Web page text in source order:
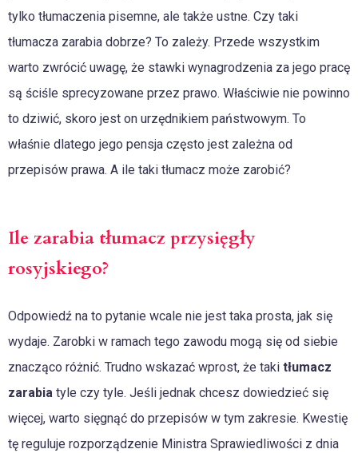
tylko tłumaczenia pisemne, ale także ustne. Czy taki
tłumacza zarabia dobrze? To zależy. Przede wszystkim
warto zwrócić uwagę, że stawki wynagrodzenia za jego pracę
są ściśle sprecyzowane przez prawo. Właściwie nie powinno
to dziwić, skoro jest on urzędnikiem państwowym. To
właśnie dlatego jego pensja często jest zależna od
przepisów prawa. A ile taki tłumacz może zarobić?
Ile zarabia tłumacz przysięgły
rosyjskiego?
Odpowiedź na to pytanie wcale nie jest taka prosta, jak się
wydaje. Zarobki w ramach tego zawodu mogą się od siebie
znacząco różnić. Trudno wskazać wprost, że taki tłumacz
zarabia tyle czy tyle. Jeśli jednak chcesz dowiedzieć się
więcej, warto sięgnąć do przepisów w tym zakresie. Kwestię
tę reguluje rozporządzenie Ministra Sprawiedliwości z dnia